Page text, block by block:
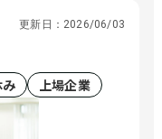
園、研究学園、さ
北与野、水天宮
、赤坂
更新日： 2026/06/03
上場企業